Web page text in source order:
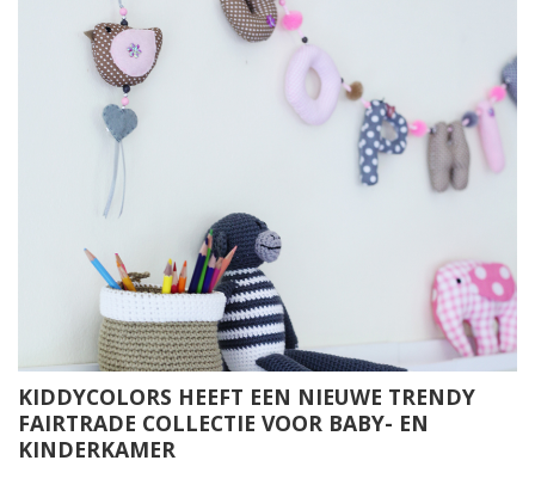
KIDDYCOLORS HEEFT EEN NIEUWE TRENDY
FAIRTRADE COLLECTIE VOOR BABY- EN
KINDERKAMER